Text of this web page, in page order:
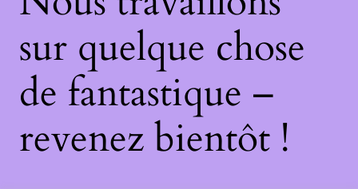
sur quelque chose
de fantastique –
revenez bientôt !